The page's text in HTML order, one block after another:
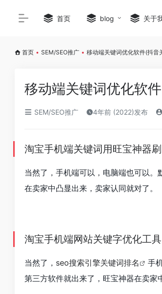
首页 blog 关于
首页 • SEM/SEO推广 • 移动端关键词优化软件(抖音
移动端关键词优化软
SEM/SEO推广 4年前 (2022)发布
淘宝手机端关键词用旺宝神器刷
当然了，手机端可以，电脑端也可以
在卖家中凸显出来，卖家认同就对了。
淘宝手机端网站关键字优化工具
当然了， seo搜索引擎关键词排名 手
第三方软件就出来了，旺宝神器在卖家